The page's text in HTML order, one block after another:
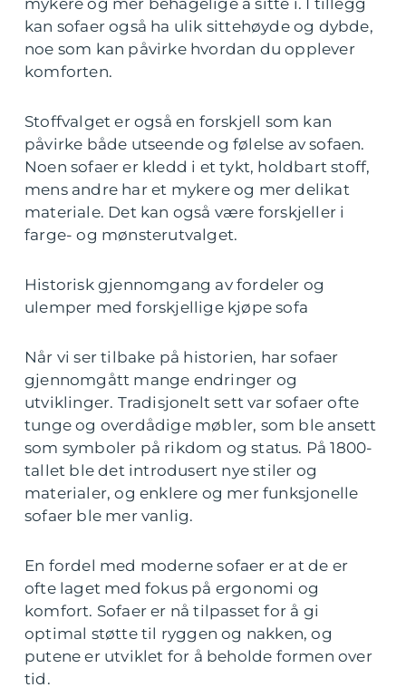
mykere og mer behagelige å sitte i. I tillegg
kan sofaer også ha ulik sittehøyde og dybde,
noe som kan påvirke hvordan du opplever
komforten.
Stoffvalget er også en forskjell som kan
påvirke både utseende og følelse av sofaen.
Noen sofaer er kledd i et tykt, holdbart stoff,
mens andre har et mykere og mer delikat
materiale. Det kan også være forskjeller i
farge- og mønsterutvalget.
Historisk gjennomgang av fordeler og
ulemper med forskjellige kjøpe sofa
Når vi ser tilbake på historien, har sofaer
gjennomgått mange endringer og
utviklinger. Tradisjonelt sett var sofaer ofte
tunge og overdådige møbler, som ble ansett
som symboler på rikdom og status. På 1800-
tallet ble det introdusert nye stiler og
materialer, og enklere og mer funksjonelle
sofaer ble mer vanlig.
En fordel med moderne sofaer er at de er
ofte laget med fokus på ergonomi og
komfort. Sofaer er nå tilpasset for å gi
optimal støtte til ryggen og nakken, og
putene er utviklet for å beholde formen over
tid.